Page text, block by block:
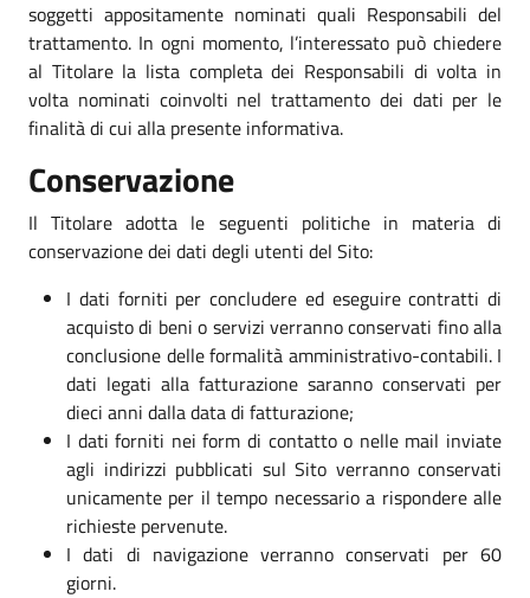
soggetti appositamente nominati quali Responsabili del
trattamento. In ogni momento, l’interessato può chiedere
al Titolare la lista completa dei Responsabili di volta in
volta nominati coinvolti nel trattamento dei dati per le
finalità di cui alla presente informativa.
Conservazione
Il Titolare adotta le seguenti politiche in materia di
conservazione dei dati degli utenti del Sito:
I dati forniti per concludere ed eseguire contratti di
acquisto di beni o servizi verranno conservati fino alla
conclusione delle formalità amministrativo-contabili. I
dati legati alla fatturazione saranno conservati per
dieci anni dalla data di fatturazione;
I dati forniti nei form di contatto o nelle mail inviate
agli indirizzi pubblicati sul Sito verranno conservati
unicamente per il tempo necessario a rispondere alle
richieste pervenute.
I dati di navigazione verranno conservati per 60
giorni.